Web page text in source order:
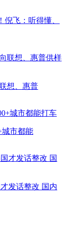
飞：听得懂、
想、惠普
城市都能
发话整改 国内